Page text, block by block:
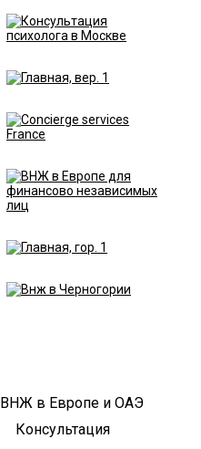
ВНЖ в Европе и ОАЭ
Консультация